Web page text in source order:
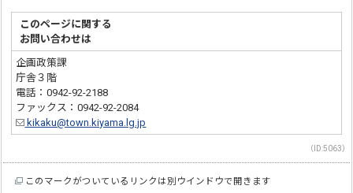
このページに関する
お問い合わせは
企画政策課
庁舎３階
電話：0942-92-2188
ファックス：0942-92-2084
kikaku@town.kiyama.lg.jp
（ID:5063）
このマークがついているリンクは別ウインドウで開きます